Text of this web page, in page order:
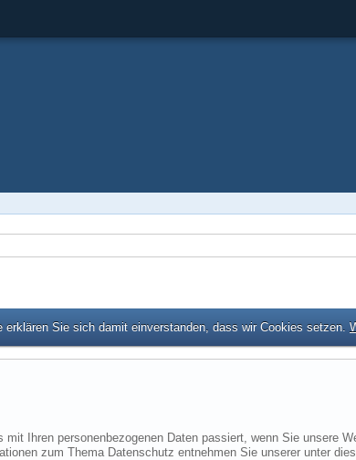
Sie sich damit einverstanden, dass wir Cookies setzen.
Ihren personenbezogenen Daten passiert, wenn Sie unsere
zum Thema Datenschutz entnehmen Sie unserer unter